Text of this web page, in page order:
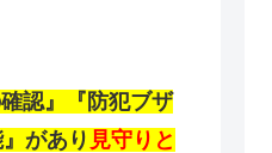
認』『防犯ブザ
があり 見守りと